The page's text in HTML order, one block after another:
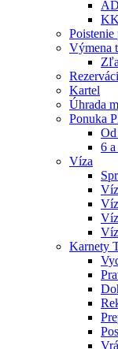
Výmena
Kartel
Úhrada
Ponuka
6
Víza
Karnety